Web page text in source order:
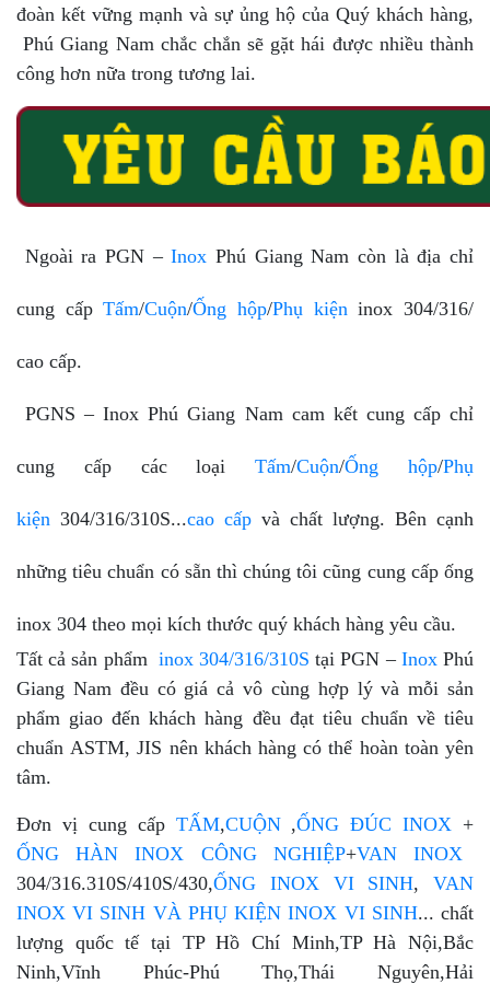
đoàn kết vững mạnh và sự ủng hộ của Quý khách hàng,
Phú Giang Nam chắc chắn sẽ gặt hái được nhiều thành
công hơn nữa trong tương lai.
Ngoài ra PGN –Inox Phú Giang Nam còn là địa chỉ
cung cấpTấm/Cuộn/Ống hộp/Phụ kiện inox 304/316/
cao cấp.
PGNS – Inox Phú Giang Nam cam kết cung cấp chỉ
cung cấp các loạiTấm/Cuộn/Ống hộp/Phụ
kiện 304/316/310S...cao cấp và chất lượng. Bên cạnh
những tiêu chuẩn có sẵn thì chúng tôi cũng cung cấp ống
inox 304 theo mọi kích thước quý khách hàng yêu cầu.
Tất cả sản phẩm inox 304/316/310Stại PGN – InoxPhú
Giang Nam đều có giá cả vô cùng hợp lý và mỗi sản
phẩm giao đến khách hàng đều đạt tiêu chuẩn về tiêu
chuẩn ASTM, JIS nên khách hàng có thể hoàn toàn yên
tâm.
Đơn vị cung cấp TẤM,CUỘN,ỐNG ĐÚC INOX +
ỐNG HÀN INOX CÔNG NGHIỆP+VAN INOX
304/316.310S/410S/430,ỐNG INOX VI SINH, VAN
INOX VI SINH VÀ PHỤ KIỆN INOX VI SINH... chất
lượng quốc tế tại TP Hồ Chí Minh,TP Hà Nội,Bắc
Ninh,Vĩnh Phúc-Phú Thọ,Thái Nguyên,Hải